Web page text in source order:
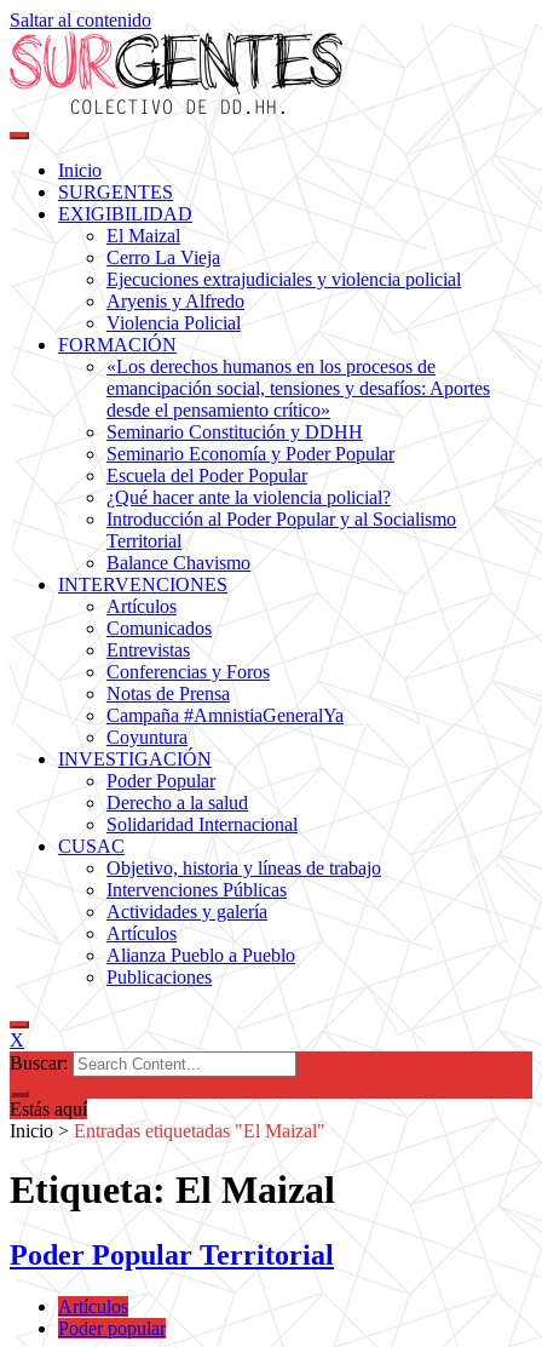
Saltar al contenido
Surgentes
Colectivo de DDHH
Inicio
SURGENTES
EXIGIBILIDAD
El Maizal
Cerro La Vieja
Ejecuciones extrajudiciales y violencia policial
Aryenis y Alfredo
Violencia Policial
FORMACIÓN
«Los derechos humanos en los procesos de
emancipación social, tensiones y desafíos: Aportes
desde el pensamiento crítico»
Seminario Constitución y DDHH
Seminario Economía y Poder Popular
Escuela del Poder Popular
¿Qué hacer ante la violencia policial?
Introducción al Poder Popular y al Socialismo
Territorial
Balance Chavismo
INTERVENCIONES
Artículos
Comunicados
Entrevistas
Conferencias y Foros
Notas de Prensa
Campaña #AmnistiaGeneralYa
Coyuntura
INVESTIGACIÓN
Poder Popular
Derecho a la salud
Solidaridad Internacional
CUSAC
Objetivo, historia y líneas de trabajo
Intervenciones Públicas
Actividades y galería
Artículos
Alianza Pueblo a Pueblo
Publicaciones
X
Buscar:
Estás aquí
Inicio > Entradas etiquetadas "El Maizal"
Etiqueta: El Maizal
Poder Popular Territorial
Artículos
Poder popular